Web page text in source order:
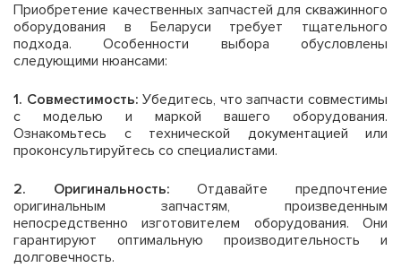
Приобретение качественных запчастей для скважинного
оборудования в Беларуси требует тщательного
подхода. Особенности выбора обусловлены
следующими нюансами:
1. Совместимость: Убедитесь, что запчасти совместимы
с моделью и маркой вашего оборудования.
Ознакомьтесь с технической документацией или
проконсультируйтесь со специалистами.
2. Оригинальность: Отдавайте предпочтение
оригинальным запчастям, произведенным
непосредственно изготовителем оборудования. Они
гарантируют оптимальную производительность и
долговечность.